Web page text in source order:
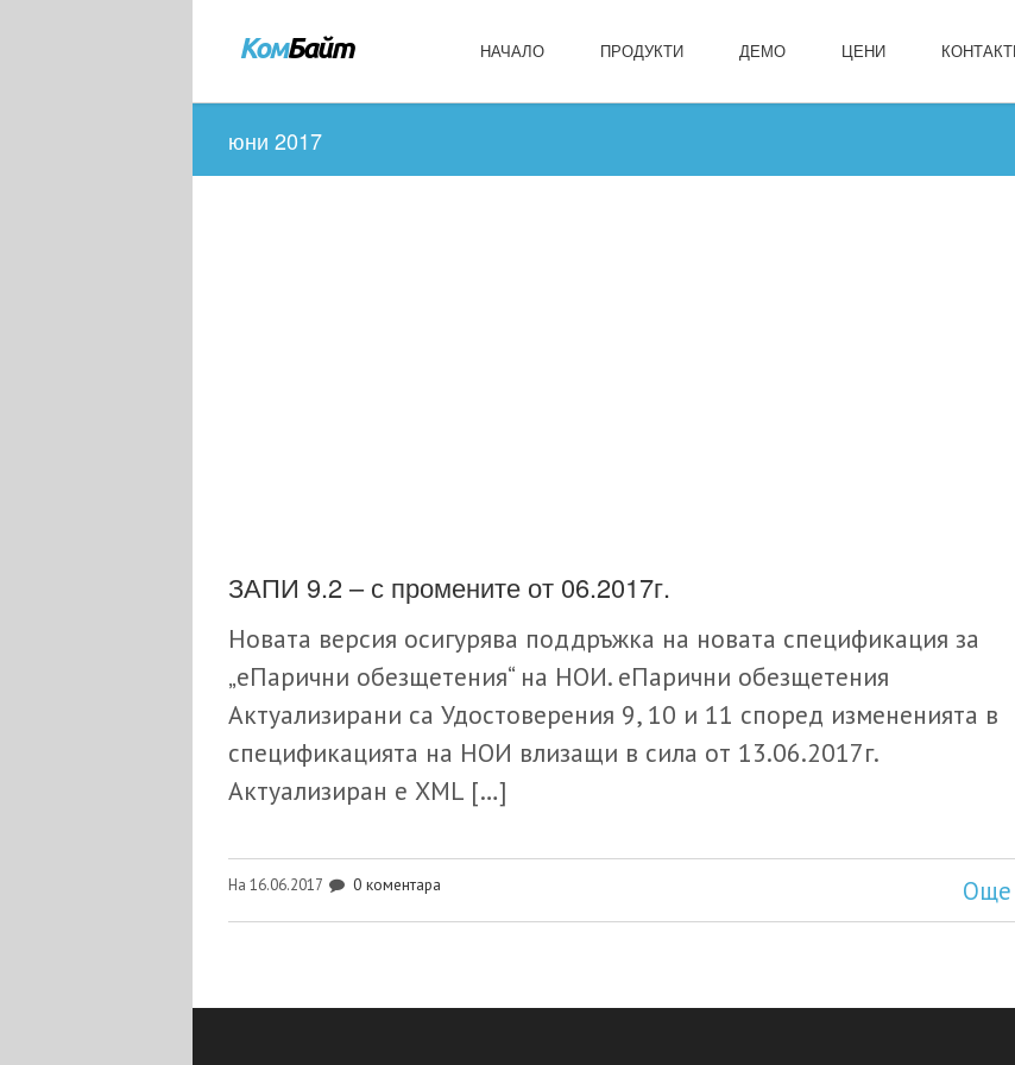
НАЧАЛО ПРОДУКТИ ДЕМО ЦЕНИ
юни 2017
ЗАПИ 9.2 – с промените от 06.2017г.
Новата версия осигурява поддръжка на новата спецификация за
„еПарични обезщетения“ на НОИ. еПарични обезщетения
Актуализирани са Удостоверения 9, 10 и 11 според измененията в
спецификацията на НОИ влизащи в сила от 13.06.2017г.
Актуализиран е XML […]
На 16.06.2017 0 коментара Още